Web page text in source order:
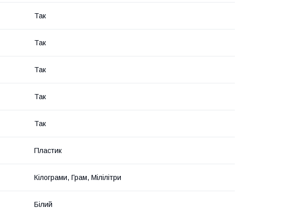
Так
Так
Так
Так
Так
Пластик
Кілограми, Грам, Мілілітри
Білий